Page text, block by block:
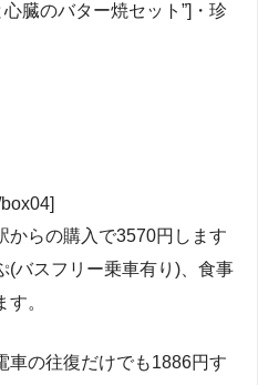
臓のバター焼セット”]・珍
からの購入で3570円します
(バスフリー乗車有り)、食事
。
車の往復だけでも1886円す